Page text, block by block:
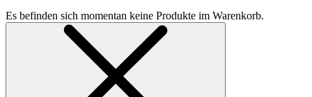
Es befinden sich momentan keine Produkte im Warenkorb.